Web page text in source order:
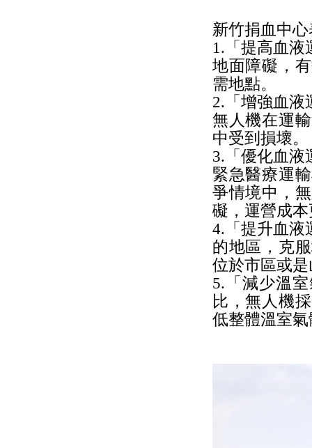
新竹捐血中
1.「提高血
地面障礙，
需地點。
2.「增強血液
無人機在運
中受到損壞。
3.「優化血液
緊急醫療運
爭情境中，
礙，運營成
4.「提升血液
的地區，克
位於市區或
5.「減少溫
比，無人機
低整體溫室